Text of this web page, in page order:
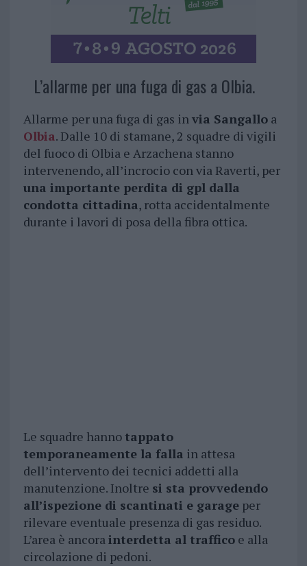
L’allarme per una fuga di gas a Olbia.
Allarme per una fuga di gas invia Sangalloa
Olbia. Dalle 10 di stamane, 2 squadre di vigili
del fuoco di Olbia e Arzachena stanno
intervenendo, all’incrocio con via Raverti, per
una importante perdita di gpl dalla
condotta cittadina, rotta accidentalmente
durante i lavori di posa della fibra ottica.
Le squadre hanno tappato
temporaneamente la falla in attesa
dell’intervento dei tecnici addetti alla
manutenzione. Inoltre si sta provvedendo
all’ispezione di scantinati e garageper
rilevare eventuale presenza di gas residuo.
L’area è ancorainterdetta al trafficoe alla
circolazione di pedoni.